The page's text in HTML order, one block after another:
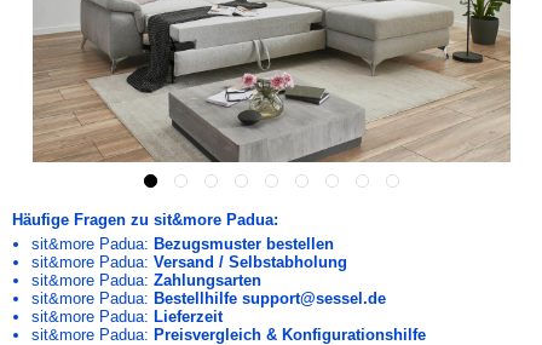
Häufige Fragen zu sit&more Padua:
sit&more Padua: Bezugsmuster bestellen
sit&more Padua: Versand / Selbstabholung
sit&more Padua: Zahlungsarten
sit&more Padua: Bestellhilfe support@sessel.de
sit&more Padua: Lieferzeit
sit&more Padua: Preisvergleich & Konfigurationshilfe